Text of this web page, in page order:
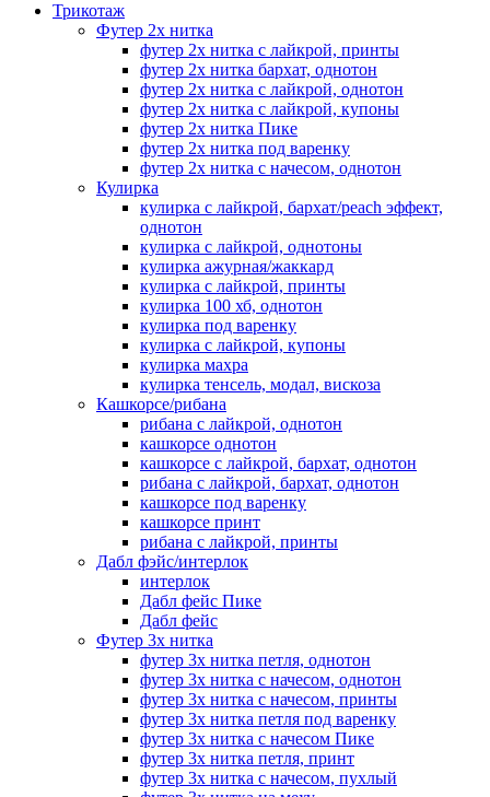
Трикотаж
Футер 2х нитка
футер 2х нитка с лайкрой, принты
футер 2х нитка бархат, однотон
футер 2х нитка с лайкрой, однотон
футер 2х нитка с лайкрой, купоны
футер 2х нитка Пике
футер 2х нитка под варенку
футер 2х нитка с начесом, однотон
Кулирка
кулирка с лайкрой, бархат/peach эффект,
однотон
кулирка с лайкрой, однотоны
кулирка ажурная/жаккард
кулирка с лайкрой, принты
кулирка 100 хб, однотон
кулирка под варенку
кулирка с лайкрой, купоны
кулирка махра
кулирка тенсель, модал, вискоза
Кашкорсе/рибана
рибана с лайкрой, однотон
кашкорсе однотон
кашкорсе с лайкрой, бархат, однотон
рибана с лайкрой, бархат, однотон
кашкорсе под варенку
кашкорсе принт
рибана с лайкрой, принты
Дабл фэйс/интерлок
интерлок
Дабл фейс Пике
Дабл фейс
Футер 3х нитка
футер 3х нитка петля, однотон
футер 3х нитка с начесом, однотон
футер 3х нитка с начесом, принты
футер 3х нитка петля под варенку
футер 3х нитка с начесом Пике
футер 3х нитка петля, принт
футер 3х нитка с начесом, пухлый